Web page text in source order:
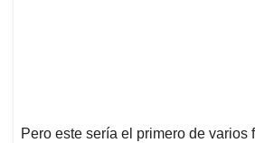
Pero este sería el primero de varios